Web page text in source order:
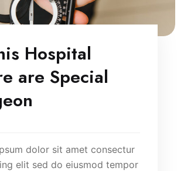
Hospital
are Special
dolor sit amet consectur
elit sed do eiusmod tempor